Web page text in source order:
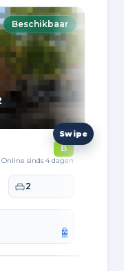
Beschikbaar
B
Online sinds 4 dagen
Slaapkamers
2